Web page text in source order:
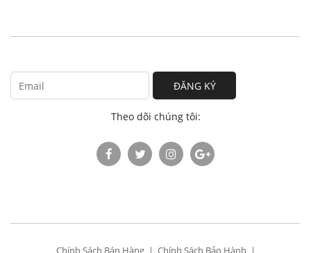
ĐĂNG KÝ
Theo dõi chúng tôi:
Chính Sách Bán Hàng Chính Sách Bảo Hành